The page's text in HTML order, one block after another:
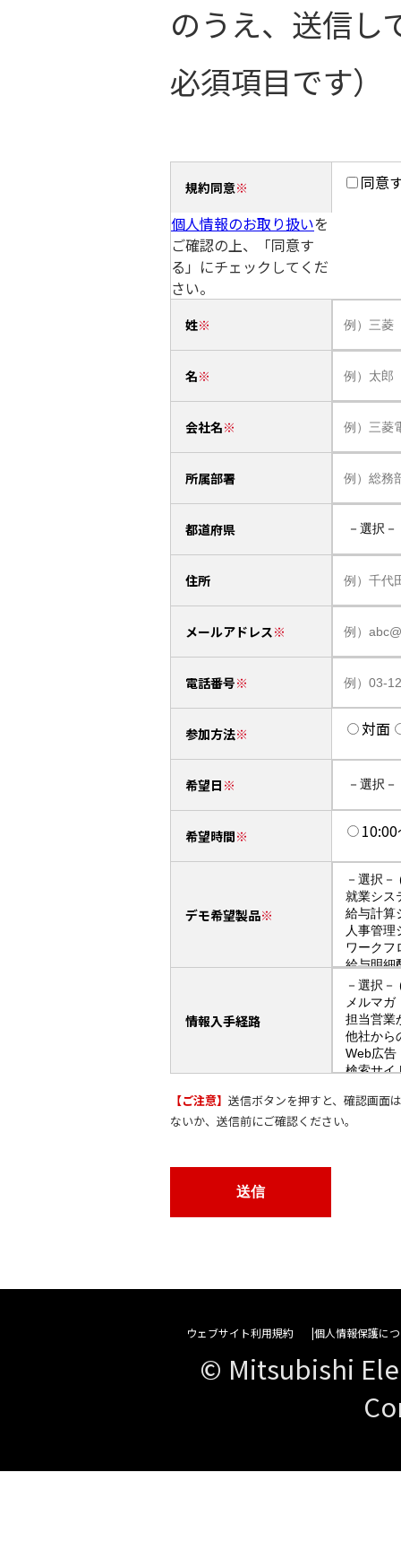
のうえ、送信
必須項目です）
規約同意
同意
個人情報のお取り扱いを
ご確認の上、「同意す
る」にチェックしてくだ
さい。
姓
名
会社名
所属部署
都道府県
住所
メールアドレス
電話番号
参加方法 対面
希望日
希望時間
デモ希望製品
情報入手経路
【ご注意】 送信ボタンを押すと、確認画面
ないか、送信前にご確認ください。
ウェブサイト利用規約 個人情報保護に
© Mitsubishi